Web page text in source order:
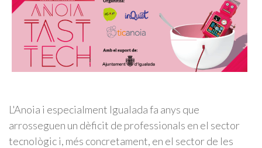
L'Anoia i especialment Igualada fa anys que
arrosseguen un dèficit de professionals en el sector
tecnològic i, més concretament, en el sector de les